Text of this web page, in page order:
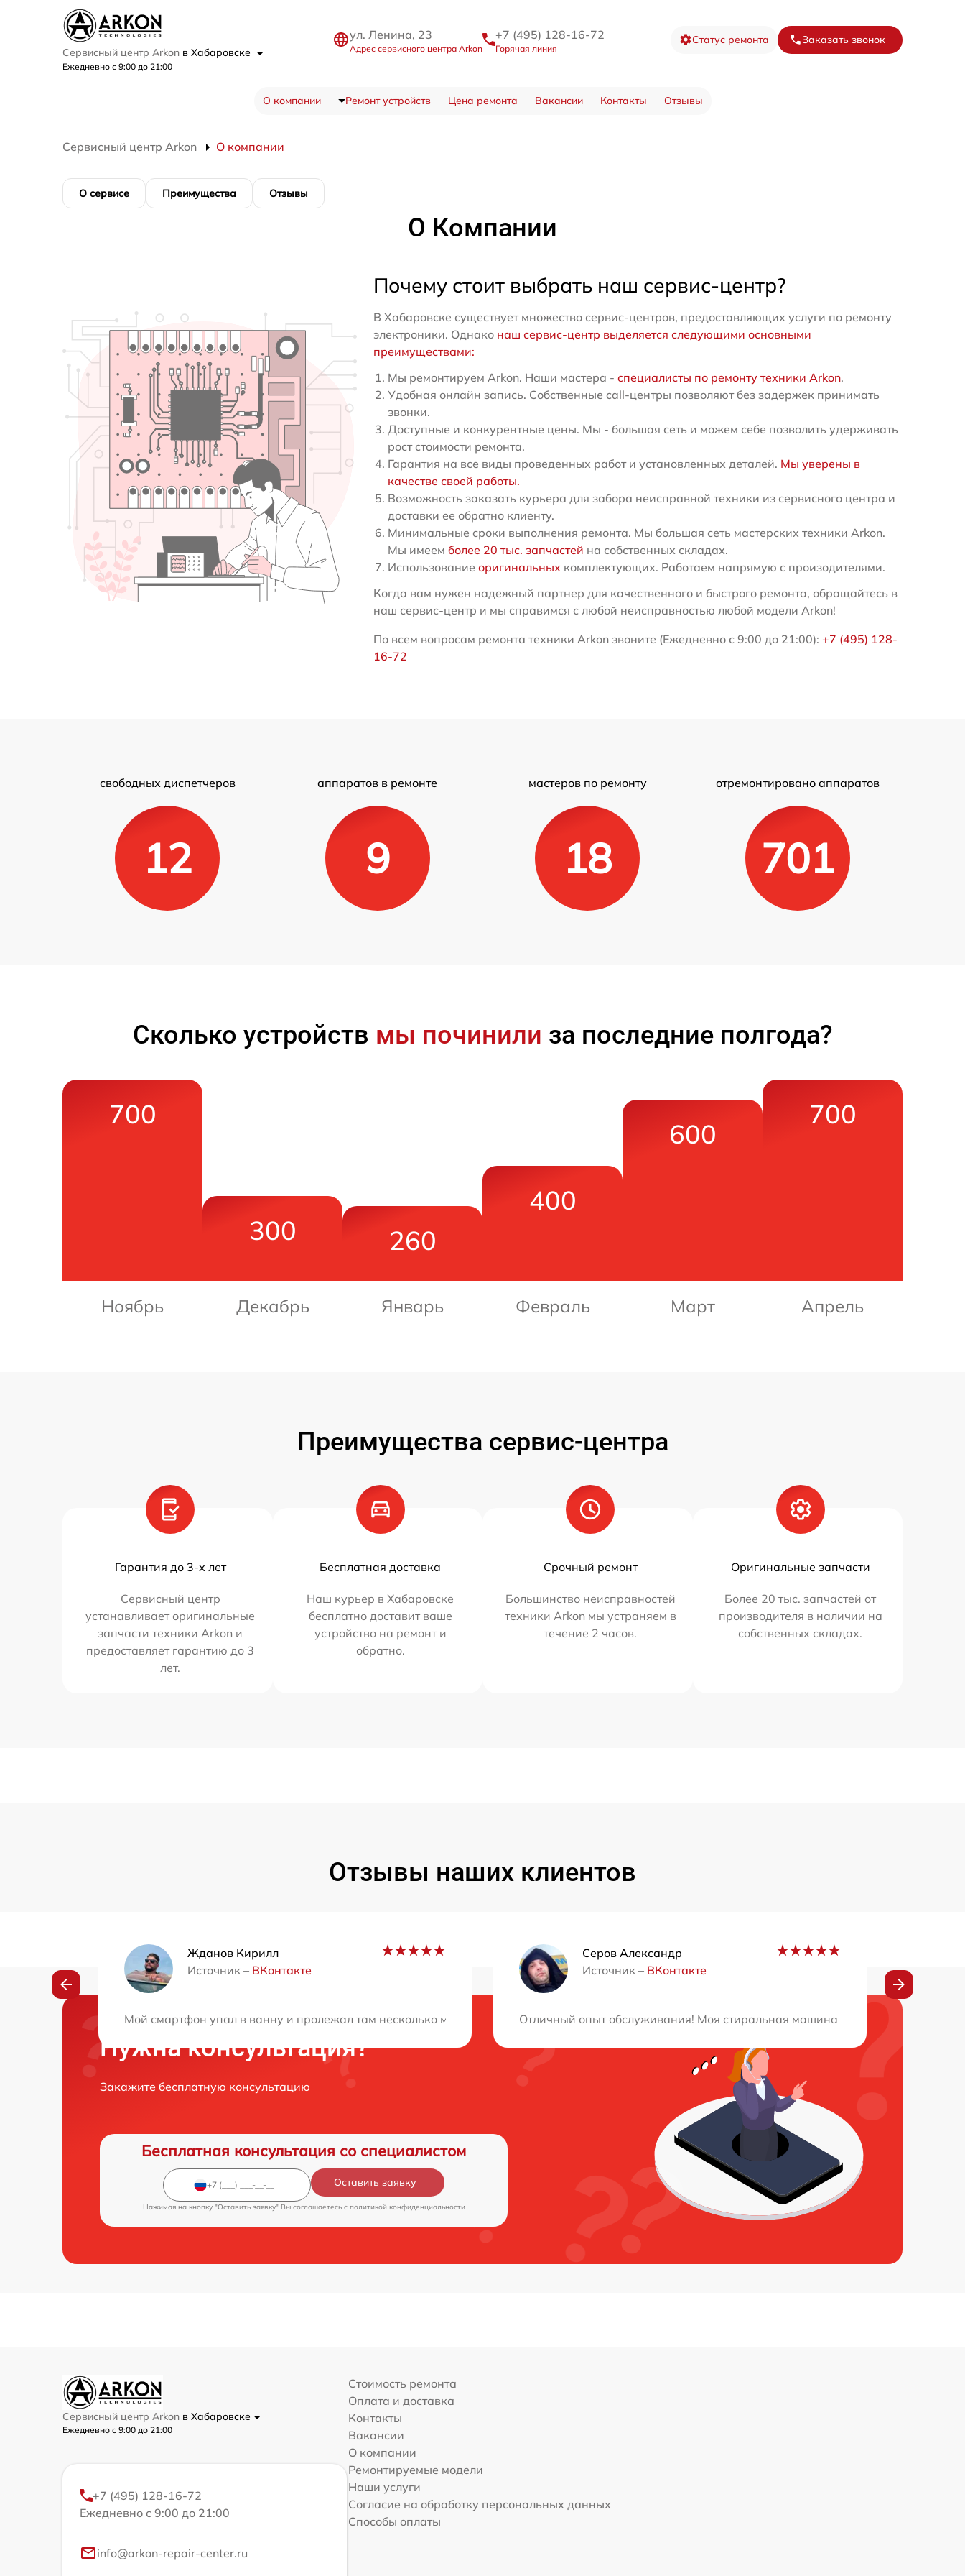
Сервисный центр Arkon в Хабаровске
Ежедневно с 9:00 до 21:00
ул. Ленина, 23
Адрес сервисного центра Arkon
+7 (495) 128-16-72
Горячая линия
Статус ремонта Заказать звонок
О компании Ремонт устройств Цена ремонта Вакансии Контакты Отзывы
Сервисный центр Arkon О компании
О сервисе Преимущества Отзывы
О Компании
Почему стоит выбрать наш сервис-центр?
В Хабаровске существует множество сервис-центров, предоставляющих услуги по ремонту
электроники. Однако наш сервис-центр выделяется следующими основными
преимуществами:
Мы ремонтируем Arkon. Наши мастера - специалисты по ремонту техники Arkon.
Удобная онлайн запись. Собственные call-центры позволяют без задержек принимать
звонки.
Доступные и конкурентные цены. Мы - большая сеть и можем себе позволить удерживать
рост стоимости ремонта.
Гарантия на все виды проведенных работ и установленных деталей. Мы уверены в
качестве своей работы.
Возможность заказать курьера для забора неисправной техники из сервисного центра и
доставки ее обратно клиенту.
Минимальные сроки выполнения ремонта. Мы большая сеть мастерских техники Arkon.
Мы имеем более 20 тыс. запчастей на собственных складах.
Использование оригинальных комплектующих. Работаем напрямую с произодителями.
Когда вам нужен надежный партнер для качественного и быстрого ремонта, обращайтесь в
наш сервис-центр и мы справимся с любой неисправностью любой модели Arkon!
По всем вопросам ремонта техники Arkon звоните (Ежедневно с 9:00 до 21:00): +7 (495) 128-
16-72
свободных диспетчеров
12
аппаратов в ремонте
9
мастеров по ремонту
18
отремонтировано аппаратов
701
Сколько устройств мы починили за последние полгода?
700
Ноябрь
300
Декабрь
260
Январь
400
Февраль
600
Март
700
Апрель
Преимущества сервис-центра
Гарантия до 3-х лет
Сервисный центр
устанавливает оригинальные
запчасти техники Arkon и
предоставляет гарантию до 3
лет.
Бесплатная доставка
Наш курьер в Хабаровске
бесплатно доставит ваше
устройство на ремонт и
обратно.
Срочный ремонт
Большинство неисправностей
техники Arkon мы устраняем в
течение 2 часов.
Оригинальные запчасти
Более 20 тыс. запчастей от
производителя в наличии на
собственных складах.
Отзывы наших клиентов
Жданов Кирилл
Источник – ВКонтакте
Мой смартфон упал в ванну и пролежал там несколько минут. Вода проникла в каждую щель. Благодаря профессионалам этого сервиса, через 48
Серов Александр
Источник – ВКонтакте
Отличный опыт обслуживания! Моя стиральная машина требовала ремонта,
Нужна консультация?
Закажите бесплатную консультацию
Бесплатная консультация со специалистом
Оставить заявку
Нажимая на кнопку "Оставить заявку" Вы соглашаетесь c политикой конфиденциальности
Сервисный центр Arkon в Хабаровске
Ежедневно с 9:00 до 21:00
+7 (495) 128-16-72
Ежедневно с 9:00 до 21:00
info@arkon-repair-center.ru
Стоимость ремонта
Оплата и доставка
Контакты
Вакансии
О компании
Ремонтируемые модели
Наши услуги
Согласие на обработку персональных данных
Способы оплаты